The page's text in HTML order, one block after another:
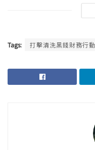
Tags: 打擊清洗黑錢財務行